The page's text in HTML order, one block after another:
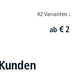
42 Varianten zur
ab €